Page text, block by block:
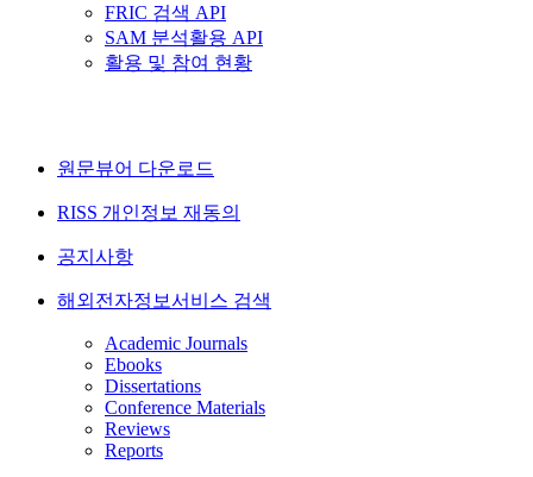
FRIC 검색 API
SAM 분석활용 API
활용 및 참여 현황
원문뷰어 다운로드
RISS 개인정보 재동의
공지사항
해외전자정보서비스 검색
Academic Journals
Ebooks
Dissertations
Conference Materials
Reviews
Reports